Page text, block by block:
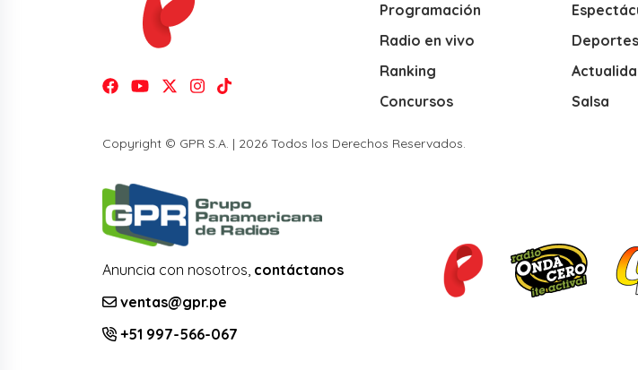
Programación
Radio en vivo
Ranking
Concursos
Deportes
Salsa
Copyright © GPR S.A. | 2026 Todos los Derechos Reservados.
Anuncia con nosotros, contáctanos
ventas@gpr.pe
+51 997-566-067